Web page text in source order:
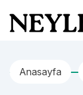
Neyle Ne Giyilir
Anasayfa